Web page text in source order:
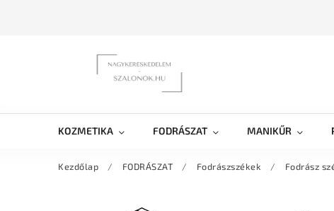
KOZMETIKA FODRÁSZAT MANIKŰR
Kezdőlap / FODRÁSZAT / Fodrászszékek / Fodrász